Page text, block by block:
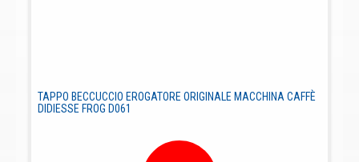
TAPPO BECCUCCIO EROGATORE ORIGINALE MACCHINA CAFFÈ
DIDIESSE FROG D061